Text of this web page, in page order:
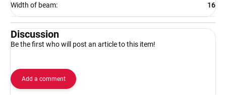
Width of beam: 16
Discussion
Be the first who will post an article to this item!
Add a comment